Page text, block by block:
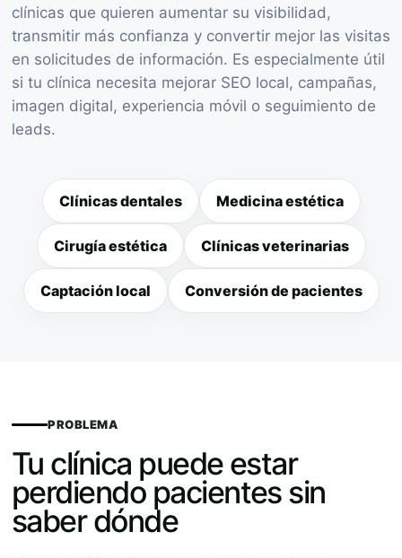
clínicas que quieren aumentar su visibilidad,
transmitir más confianza y convertir mejor las visitas
en solicitudes de información. Es especialmente útil
si tu clínica necesita mejorar SEO local, campañas,
imagen digital, experiencia móvil o seguimiento de
leads.
Clínicas dentales Medicina estética
Cirugía estética Clínicas veterinarias
Captación local Conversión de pacientes
PROBLEMA
Tu clínica puede estar
perdiendo pacientes sin
saber dónde